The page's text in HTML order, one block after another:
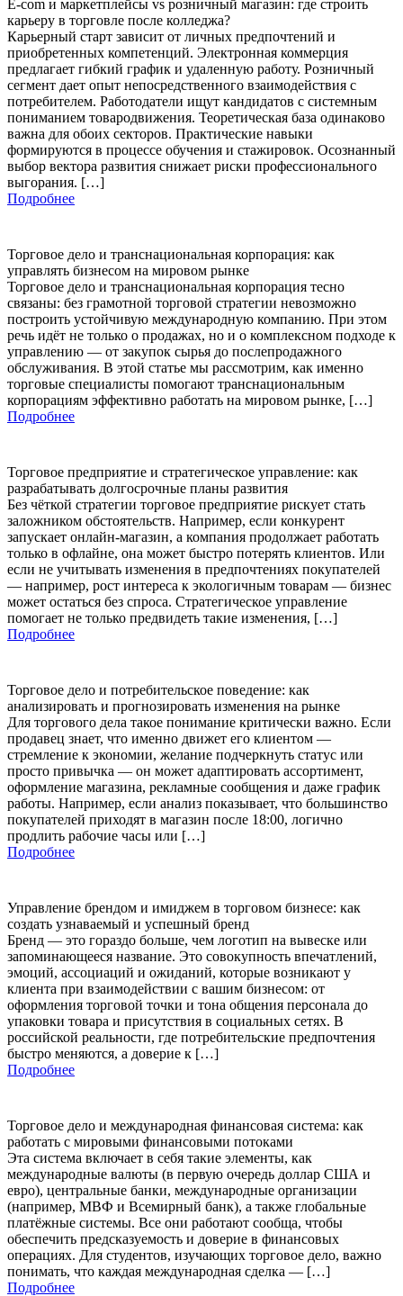
E-com и маркетплейсы vs розничный магазин: где строить
карьеру в торговле после колледжа?
Карьерный старт зависит от личных предпочтений и
приобретенных компетенций. Электронная коммерция
предлагает гибкий график и удаленную работу. Розничный
сегмент дает опыт непосредственного взаимодействия с
потребителем. Работодатели ищут кандидатов с системным
пониманием товародвижения. Теоретическая база одинаково
важна для обоих секторов. Практические навыки
формируются в процессе обучения и стажировок. Осознанный
выбор вектора развития снижает риски профессионального
выгорания. […]
Подробнее
Торговое дело и транснациональная корпорация: как
управлять бизнесом на мировом рынке
Торговое дело и транснациональная корпорация тесно
связаны: без грамотной торговой стратегии невозможно
построить устойчивую международную компанию. При этом
речь идёт не только о продажах, но и о комплексном подходе к
управлению — от закупок сырья до послепродажного
обслуживания. В этой статье мы рассмотрим, как именно
торговые специалисты помогают транснациональным
корпорациям эффективно работать на мировом рынке, […]
Подробнее
Торговое предприятие и стратегическое управление: как
разрабатывать долгосрочные планы развития
Без чёткой стратегии торговое предприятие рискует стать
заложником обстоятельств. Например, если конкурент
запускает онлайн-магазин, а компания продолжает работать
только в офлайне, она может быстро потерять клиентов. Или
если не учитывать изменения в предпочтениях покупателей
— например, рост интереса к экологичным товарам — бизнес
может остаться без спроса. Стратегическое управление
помогает не только предвидеть такие изменения, […]
Подробнее
Торговое дело и потребительское поведение: как
анализировать и прогнозировать изменения на рынке
Для торгового дела такое понимание критически важно. Если
продавец знает, что именно движет его клиентом —
стремление к экономии, желание подчеркнуть статус или
просто привычка — он может адаптировать ассортимент,
оформление магазина, рекламные сообщения и даже график
работы. Например, если анализ показывает, что большинство
покупателей приходят в магазин после 18:00, логично
продлить рабочие часы или […]
Подробнее
Управление брендом и имиджем в торговом бизнесе: как
создать узнаваемый и успешный бренд
Бренд — это гораздо больше, чем логотип на вывеске или
запоминающееся название. Это совокупность впечатлений,
эмоций, ассоциаций и ожиданий, которые возникают у
клиента при взаимодействии с вашим бизнесом: от
оформления торговой точки и тона общения персонала до
упаковки товара и присутствия в социальных сетях. В
российской реальности, где потребительские предпочтения
быстро меняются, а доверие к […]
Подробнее
Торговое дело и международная финансовая система: как
работать с мировыми финансовыми потоками
Эта система включает в себя такие элементы, как
международные валюты (в первую очередь доллар США и
евро), центральные банки, международные организации
(например, МВФ и Всемирный банк), а также глобальные
платёжные системы. Все они работают сообща, чтобы
обеспечить предсказуемость и доверие в финансовых
операциях. Для студентов, изучающих торговое дело, важно
понимать, что каждая международная сделка — […]
Подробнее